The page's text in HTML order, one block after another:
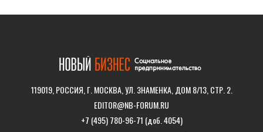
119019, РОССИЯ, Г. МОСКВА, УЛ. ЗНАМЕНКА, ДОМ 8/13, СТР. 2.
EDITOR@NB-FORUM.RU
+7 (495) 780-96-71 (доб. 4054)